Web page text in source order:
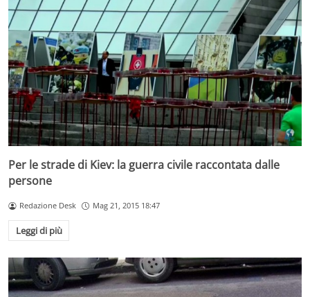
Per le strade di Kiev: la guerra civile raccontata dalle
persone
Redazione Desk Mag 21, 2015 18:47
Leggi di più